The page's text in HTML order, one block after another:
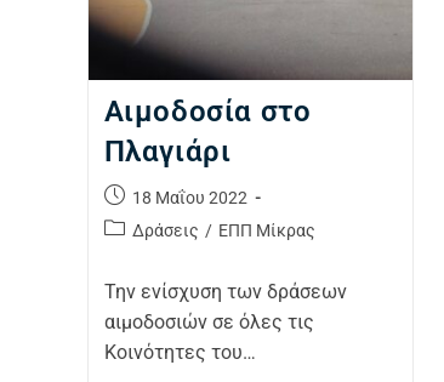
Αιμοδοσία στο
Πλαγιάρι
18 Μαΐου 2022
Δράσεις / ΕΠΠ Μίκρας
Την ενίσχυση των δράσεων
αιμοδοσιών σε όλες τις
Κοινότητες του…